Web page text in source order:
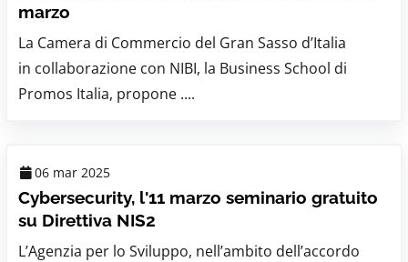
marzo
La Camera di Commercio del Gran Sasso d’Italia
in collaborazione con NIBI, la Business School di
Promos Italia, propone ....
06 mar 2025
Cybersecurity, l'11 marzo seminario gratuito
su Direttiva NIS2
L’Agenzia per lo Sviluppo, nell’ambito dell’accordo